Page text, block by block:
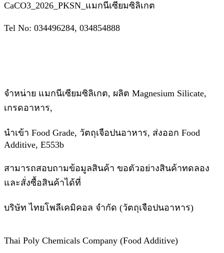
CaCO3_2026_PKSN_แมกนีเซียมซิลิเกต
Tel No: 034496284, 034854888
จำหน่าย แมกนีเซียมซิลิเกต, ผลิต Magnesium Silicate,
เกรดอาหาร,
นำเข้า Food Grade, วัตถุเจือปนอาหาร, ส่งออก Food
Additive, E553b
สามารถสอบถามข้อมูลสินค้า ขอตัวอย่างสินค้าทดลอง
และสั่งซื้อสินค้าได้ที่
บริษัท ไทยโพลีเคมิคอล จำกัด (วัตถุเจือปนอาหาร)
Thai Poly Chemicals Company (Food Additive)